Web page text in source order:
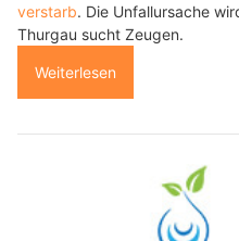
verstarb. Die Unfallursache
Thurgau sucht Zeugen.
Weiterlesen